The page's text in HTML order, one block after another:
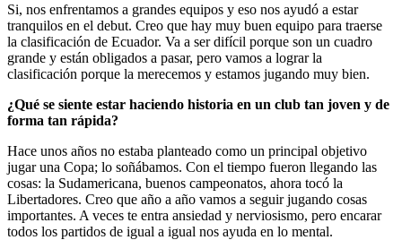
Si, nos enfrentamos a grandes equipos y eso nos ayudó a estar
tranquilos en el debut. Creo que hay muy buen equipo para traerse
la clasificación de Ecuador. Va a ser difícil porque son un cuadro
grande y están obligados a pasar, pero vamos a lograr la
clasificación porque la merecemos y estamos jugando muy bien.
¿Qué se siente estar haciendo historia en un club tan joven y de
forma tan rápida?
Hace unos años no estaba planteado como un principal objetivo
jugar una Copa; lo soñábamos. Con el tiempo fueron llegando las
cosas: la Sudamericana, buenos campeonatos, ahora tocó la
Libertadores. Creo que año a año vamos a seguir jugando cosas
importantes. A veces te entra ansiedad y nerviosismo, pero encarar
todos los partidos de igual a igual nos ayuda en lo mental.